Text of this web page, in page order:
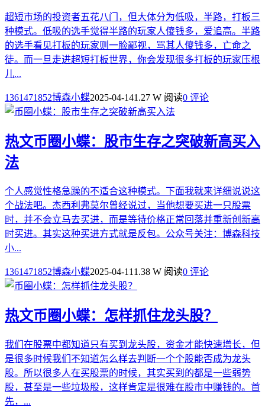
超短市场的投资者五花八门，但大体分为低吸，半路，打板三
种模式。低吸的选手觉得半路的玩家人傻钱多，爱追高。半路
的选手看见打板的玩家则一脸鄙视，骂其人傻钱多，亡命之
徒。而一旦走进超短打板世界，你会发现很多打板的玩家压根
儿...
1361471852博森小蝶2025-04-141.27 W 阅读0 评论
热文币圈小蝶：股市生存之突破新高买入
法
个人感觉性格急躁的不适合这种模式。下面我就来详细说说这
个战法吧。杰西利弗莫尔曾经说过，当他想要买进一只股票
时，并不会立马去买进，而是等待价格正常回落并重新创新高
时买进。其实这种买进方式就是反包。公众号关注：博森科技
小...
1361471852博森小蝶2025-04-11 1.38 W 阅读0 评论
热文币圈小蝶：怎样抓住龙头股？
我们在股票中都知道只有买到龙头股，资金才能快速增长，但
是很多时候我们不知道怎么样去判断一个个股能否成为龙头
股。所以很多人在买股票的时候，其实买到的都是一些弱势
股，甚至是一些垃圾股，这样肯定是很难在股市中赚钱的。首
先，...